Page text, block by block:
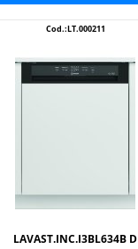
Cod.:LT.000211
LAVAST.INC.I3BL634B D